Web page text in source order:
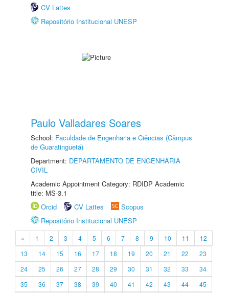
CV Lattes
Repositório Institucional UNESP
Paulo Valladares Soares
School: Faculdade de Engenharia e Ciências (Câmpus
de Guaratinguetá)
Department: DEPARTAMENTO DE ENGENHARIA
CIVIL
Academic Appointment Category: RDIDP Academic
title: MS-3.1
Orcid
CV Lattes
Scopus
Repositório Institucional UNESP
« 1 2 3 4 5 6 7 8 9 10 11
12
13
14 15 16 17 18 19 20 21 22
23
24
25 26 27 28 29 30 31 32 33
34
35
36 37 38 39 40 41 42 43 44
45